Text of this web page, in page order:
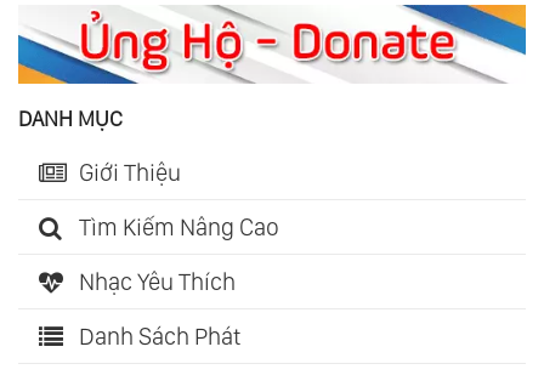
DANH MỤC
Giới Thiệu
Tìm Kiếm Nâng Cao
Nhạc Yêu Thích
Danh Sách Phát